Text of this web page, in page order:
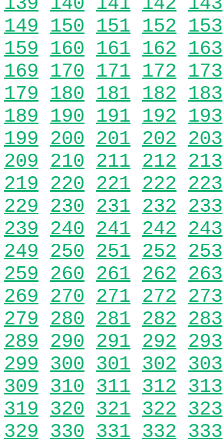
149 150 151 152 153
159 160 161 162 163
169 170 171 172 173
179 180 181 182 183
189 190 191 192 193
199 200 201 202 203
209 210 211 212 213
219 220 221 222 223
229 230 231 232 233
239 240 241 242 243
249 250 251 252 253
259 260 261 262 263
269 270 271 272 273
279 280 281 282 283
289 290 291 292 293
299 300 301 302 303
309 310 311 312 313
319 320 321 322 323
329 330 331 332 333